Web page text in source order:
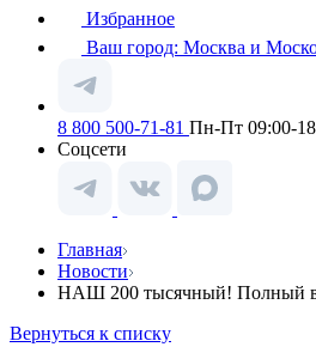
Избранное
Ваш город: Москва и
8 800 500-71-81 Пн-Пт 09:00-
Соцсети
Главная
Новости
НАШ 200 тысячный! Полный
Вернуться к списку